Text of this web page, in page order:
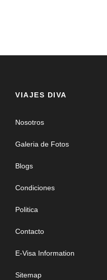
VIAJES DIVA
Nosotros
Galeria de Fotos
Blogs
Condiciones
Politica
Contacto
E-Visa Information
Sitemap